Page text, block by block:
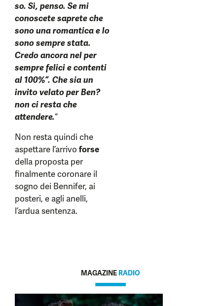
so. Sì, penso. Se mi
conoscete saprete che
sono una romantica e lo
sono sempre stata.
Credo ancora nel per
sempre felici e contenti
al 100%”. Che sia un
invito velato per Ben?
non ci resta che
attendere.“
Non resta quindi che
aspettare l’arrivo forse
della proposta per
finalmente coronare il
sogno dei Bennifer, ai
posteri, e agli anelli,
l’ardua sentenza.
MAGAZINE RADIO